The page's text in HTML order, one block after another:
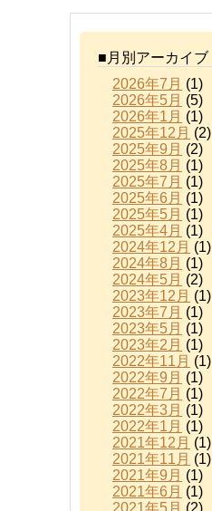
■月別アーカイブ
2026年7月 (1)
2026年5月 (5)
2026年1月 (1)
2025年12月 (2)
2025年9月 (2)
2025年8月 (1)
2025年7月 (1)
2025年6月 (1)
2025年5月 (1)
2025年4月 (1)
2024年12月 (1)
2024年8月 (1)
2024年5月 (2)
2023年12月 (1)
2023年7月 (1)
2023年5月 (1)
2023年2月 (1)
2022年11月 (1)
2022年9月 (1)
2022年7月 (1)
2022年3月 (1)
2022年1月 (1)
2021年12月 (1)
2021年11月 (1)
2021年9月 (1)
2021年6月 (1)
2021年5月 (2)